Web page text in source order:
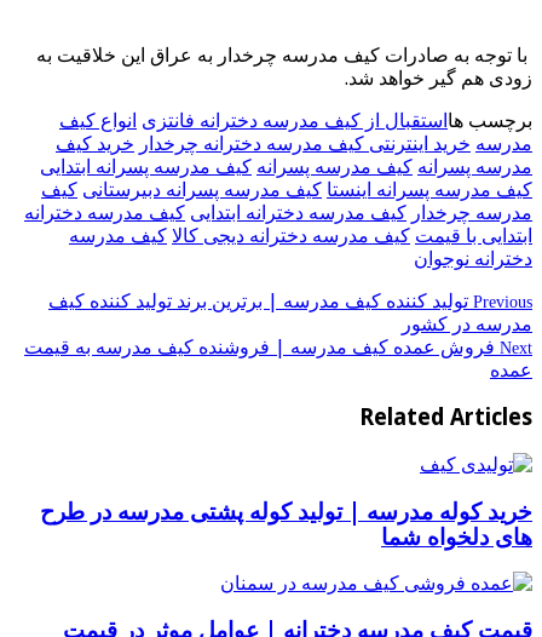
با توجه به صادرات کیف مدرسه چرخدار به عراق این خلاقیت به
زودی هم گیر خواهد شد.
برچسب ها استقبال از کیف مدرسه دخترانه فانتزی انواع کیف
مدرسه خرید اینترنتی کیف مدرسه دخترانه چرخدار خرید کیف
مدرسه پسرانه کیف مدرسه پسرانه کیف مدرسه پسرانه ابتدایی
کیف مدرسه پسرانه اینستا کیف مدرسه پسرانه دبیرستانی کیف
مدرسه چرخدار کیف مدرسه دخترانه ابتدایی کیف مدرسه دخترانه
ابتدایی با قیمت کیف مدرسه دخترانه دیجی کالا کیف مدرسه
دخترانه نوجوان
Previous تولید کننده کیف مدرسه | برترین برند تولید کننده کیف
مدرسه در کشور
Next فروش عمده کیف مدرسه | فروشنده کیف مدرسه به قیمت
عمده
Related Articles
خرید کوله مدرسه | تولید کوله پشتی مدرسه در طرح
های دلخواه شما
قیمت کیف مدرسه دخترانه | عوامل موثر در قیمت